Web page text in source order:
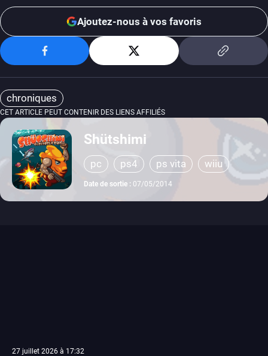
Ajoutez-nous à vos favoris
chroniques
CET ARTICLE PEUT CONTENIR DES LIENS AFFILIÉS
Shütshimi
pc ps4 ps vita wiiu
Date de sortie : 07/05/2014
27 juillet 2026 à 17:32